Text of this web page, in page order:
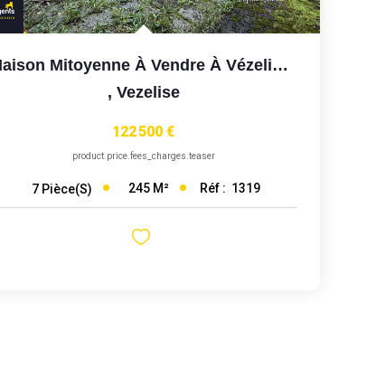
Maison Mitoyenne À Vendre À Vézelise - 7 Pièces, 245 M²
, Vezelise
122 500 €
product.price.fees_charges.teaser
7 Pièce(s) 245 M² Réf : 1319